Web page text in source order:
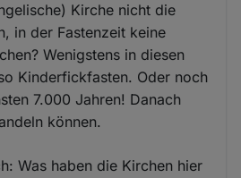
Kirche nicht die
in der Fastenzeit keine
Wenigstens in diesen
Kinderfickfasten. Oder noch
7.000 Jahren! Danach
können.
Was haben die Kirchen hier